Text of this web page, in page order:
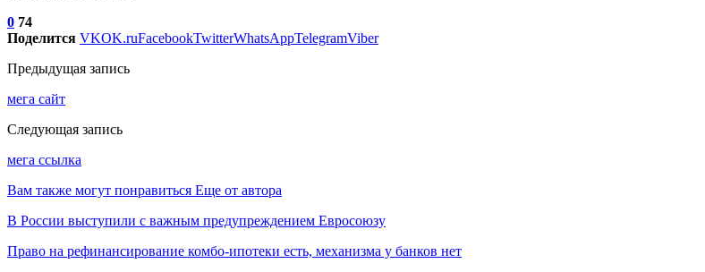
0 74
Поделится VKOK.ruFacebookTwitterWhatsAppTelegramViber
Предыдущая запись
мега сайт
Следующая запись
мега ссылка
Вам также могут понравиться Еще от автора
В России выступили с важным предупреждением Евросоюзу
Право на рефинансирование комбо-ипотеки есть, механизма у банков нет